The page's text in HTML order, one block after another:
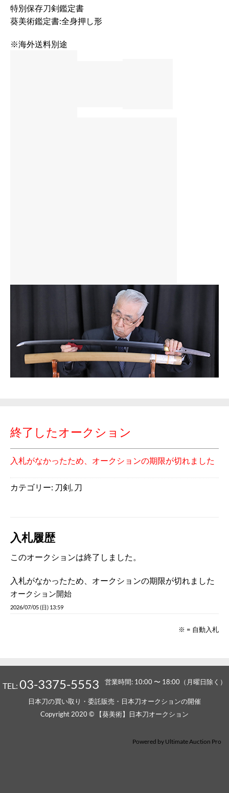
特別保存刀剣鑑定書
葵美術鑑定書:全身押し形
※海外送料別途
終了したオークション
入札がなかったため、オークションの期限が切れました
カテゴリー: 刀剣, 刀
入札履歴
このオークションは終了しました。
入札がなかったため、オークションの期限が切れました
オークション開始
2026/07/05 (日) 13:59
※ = 自動入札
TEL:03-3375-5553 営業時間: 10:00 〜 18:00（月曜日除く）
日本刀の買い取り・委託販売・日本刀オークションの開催
Copyright 2020 © 【葵美術】日本刀オークション
Powered by Ultimate Auction Pro